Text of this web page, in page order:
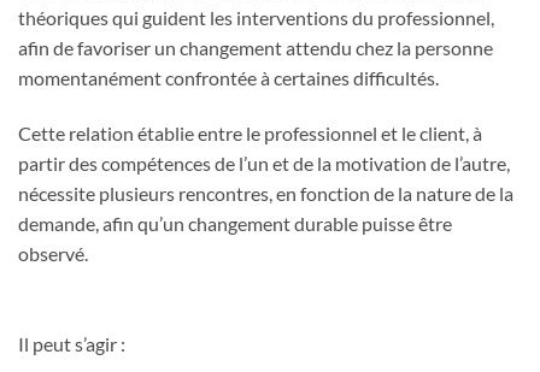
théoriques qui guident les interventions du professionnel,
afin de favoriser un changement attendu chez la personne
momentanément confrontée à certaines difficultés.
Cette relation établie entre le professionnel et le client, à
partir des compétences de l’un et de la motivation de l’autre,
nécessite plusieurs rencontres, en fonction de la nature de la
demande, afin qu’un changement durable puisse être
observé.
Il peut s’agir :